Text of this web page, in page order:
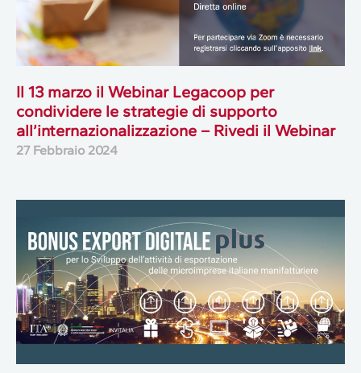
Il 13 marzo il Webinar Legacoop per
condividere le strategie di supporto
all’internazionalizzazione – Rivedi il Webinar
27 Febbraio 2024